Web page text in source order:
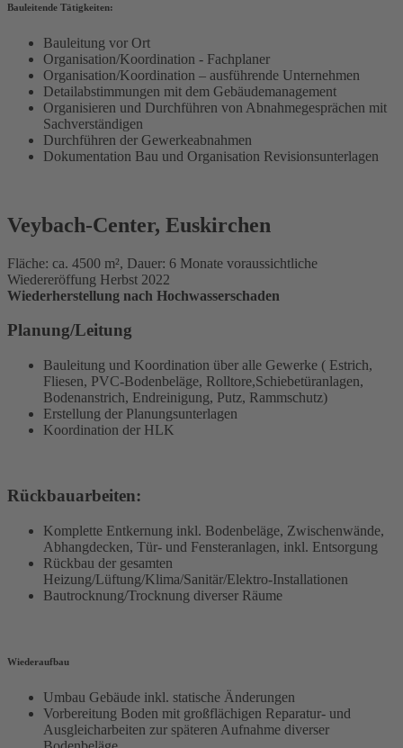
Bauleitende Tätigkeiten:
Bauleitung vor Ort
Organisation/Koordination - Fachplaner
Organisation/Koordination – ausführende Unternehmen
Detailabstimmungen mit dem Gebäudemanagement
Organisieren und Durchführen von Abnahmegesprächen mit
Sachverständigen
Durchführen der Gewerkeabnahmen
Dokumentation Bau und Organisation Revisionsunterlagen
Veybach-Center, Euskirchen
Fläche: ca. 4500 m², Dauer: 6 Monate voraussichtliche
Wiedereröffung Herbst 2022
Wiederherstellung nach Hochwasserschaden
Planung/Leitung
Bauleitung und Koordination über alle Gewerke ( Estrich,
Fliesen, PVC-Bodenbeläge, Rolltore,Schiebetüranlagen,
Bodenanstrich, Endreinigung, Putz, Rammschutz)
Erstellung der Planungsunterlagen
Koordination der HLK
Rückbauarbeiten:
Komplette Entkernung inkl. Bodenbeläge, Zwischenwände,
Abhangdecken, Tür- und Fensteranlagen, inkl. Entsorgung
Rückbau der gesamten
Heizung/Lüftung/Klima/Sanitär/Elektro-Installationen
Bautrocknung/Trocknung diverser Räume
Wiederaufbau
Umbau Gebäude inkl. statische Änderungen
Vorbereitung Boden mit großflächigen Reparatur- und
Ausgleicharbeiten zur späteren Aufnahme diverser